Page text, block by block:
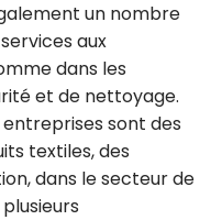
un nombre
aux
dans les
et de nettoyage.
sont des
textiles, des
dans le secteur de